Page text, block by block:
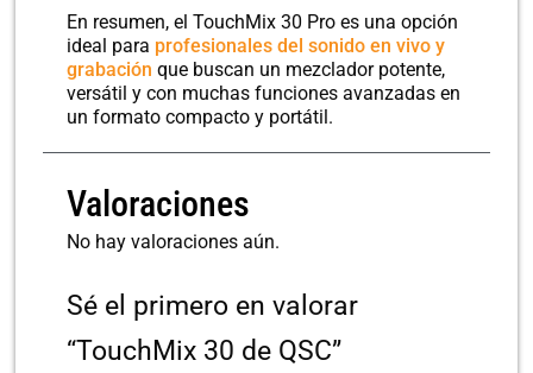
En resumen, el TouchMix 30 Pro es una opción
ideal para profesionales del sonido en vivo y
grabación que buscan un mezclador potente,
versátil y con muchas funciones avanzadas en
un formato compacto y portátil.
Valoraciones
No hay valoraciones aún.
Sé el primero en valorar
“TouchMix 30 de QSC”